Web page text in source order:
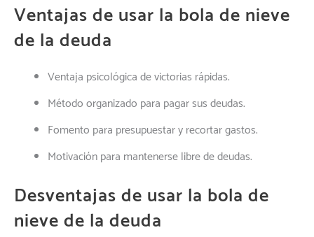
Ventajas de usar la bola de nieve
de la deuda
Ventaja psicológica de victorias rápidas.
Método organizado para pagar sus deudas.
Fomento para presupuestar y recortar gastos.
Motivación para mantenerse libre de deudas.
Desventajas de usar la bola de
nieve de la deuda